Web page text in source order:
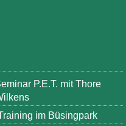
P.E.T. mit Thore
im Büsingpark